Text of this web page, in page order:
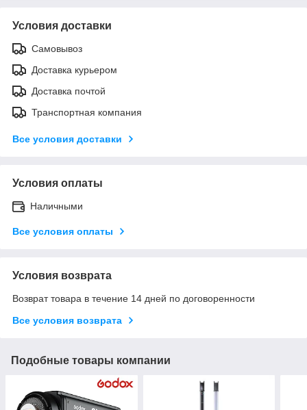
Условия доставки
Самовывоз
Доставка курьером
Доставка почтой
Транспортная компания
Все условия доставки
Условия оплаты
Наличными
Все условия оплаты
Условия возврата
Возврат товара в течение 14 дней по договоренности
Все условия возврата
Подобные товары компании